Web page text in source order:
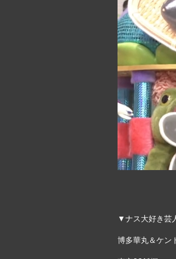
▼ナス大好き芸
博多華丸＆ケン